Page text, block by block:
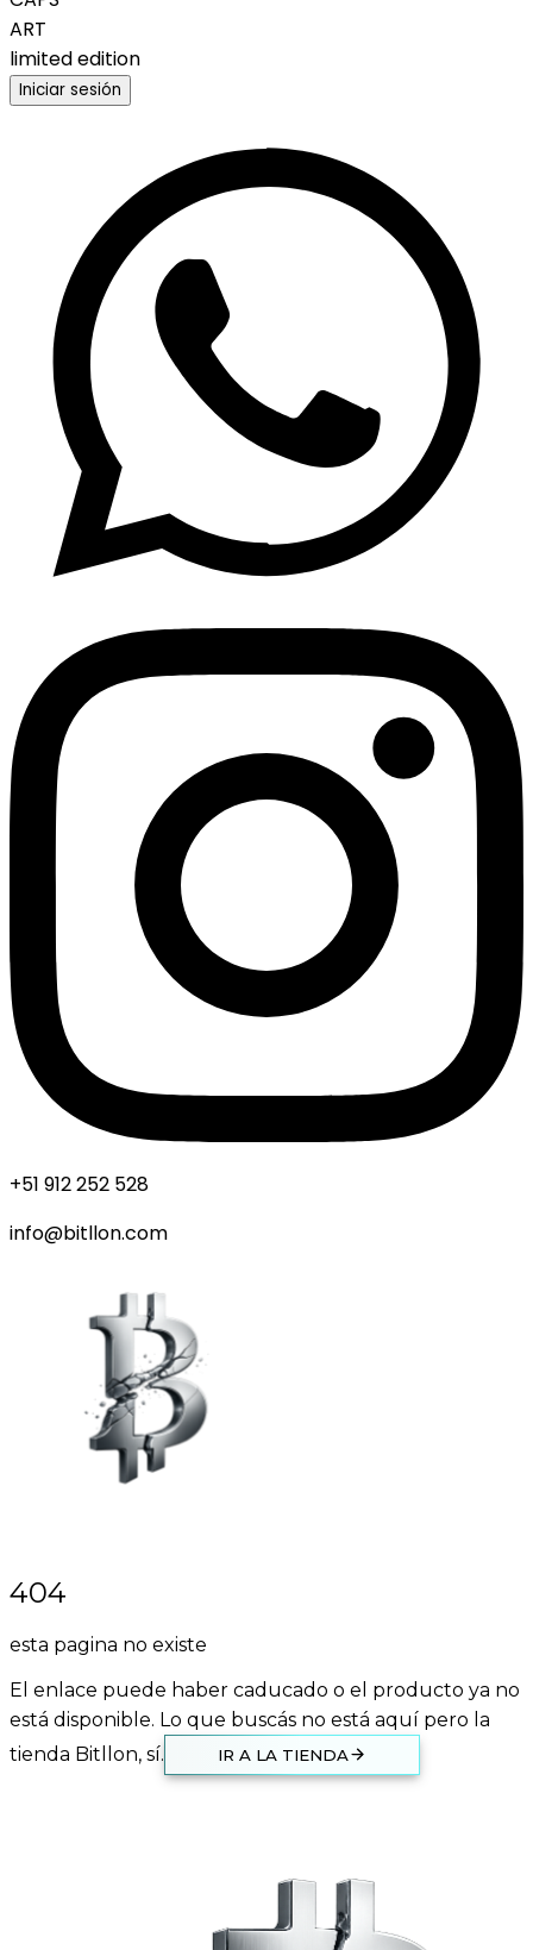
ART
limited edition
Iniciar sesión
+51 912 252 528
info@bitllon.com
404
esta pagina no existe
El enlace puede haber caducado o el producto ya no
está disponible. Lo que buscás no está aquí pero la
tienda Bitllon, sí.
IR A LA TIENDA